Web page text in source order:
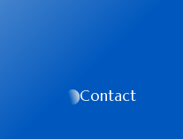
Contact